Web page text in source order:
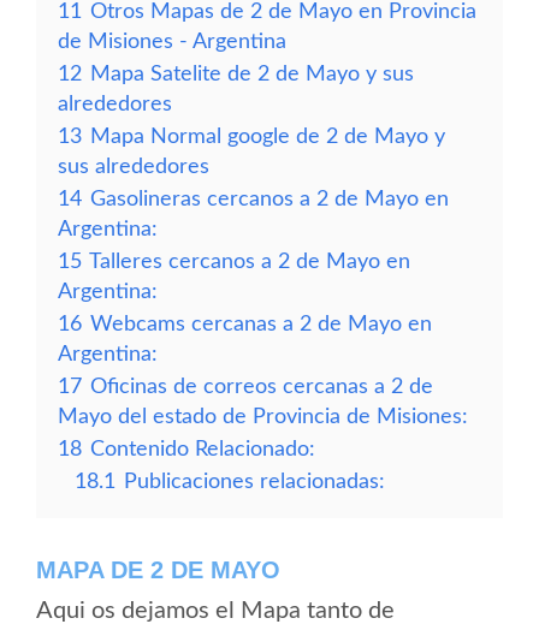
11 Otros Mapas de 2 de Mayo en Provincia
de Misiones - Argentina
12 Mapa Satelite de 2 de Mayo y sus
alrededores
13 Mapa Normal google de 2 de Mayo y
sus alrededores
14 Gasolineras cercanos a 2 de Mayo en
Argentina:
15 Talleres cercanos a 2 de Mayo en
Argentina:
16 Webcams cercanas a 2 de Mayo en
Argentina:
17 Oficinas de correos cercanas a 2 de
Mayo del estado de Provincia de Misiones:
18 Contenido Relacionado:
18.1
Publicaciones relacionadas:
MAPA DE 2 DE MAYO
Aqui os dejamos el Mapa tanto de